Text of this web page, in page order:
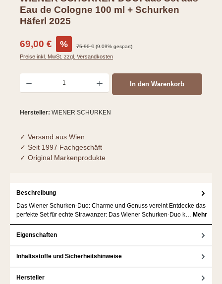
Eau de Cologne 100 ml + Schurken
Häferl 2025
Verkaufspreis:
69,00 € % Regulärer Preis:
75,90 € (9.09% gespart)
Preise inkl. MwSt. zzgl. Versandkosten
Produkt Anzahl: Gib den gewünschten Wert ein oder benutze die Schaltflächen um
In den Warenkorb
Hersteller: WIENER SCHURKEN
✓ Versand aus Wien
✓ Seit 1997 Fachgeschäft
✓ Original Markenprodukte
Beschreibung
Das Wiener Schurken-Duo: Charme und Genuss vereint Entdecke das
perfekte Set für echte Strawanzer: Das Wiener Schurken-Duo k… Mehr
Eigenschaften
Inhaltsstoffe und Sicherheitshinweise
Hersteller